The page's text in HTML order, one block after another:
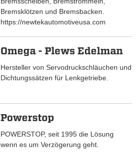
Bremsklötzen und Bremsbacken.
https://newtekautomotiveusa.com
Omega - Plews Edelman
Hersteller von Servodruckschläuchen und
Dichtungssätzen für Lenkgetriebe.
Powerstop
POWERSTOP, seit 1995 die Lösung
wenn es um Verzögerung geht.